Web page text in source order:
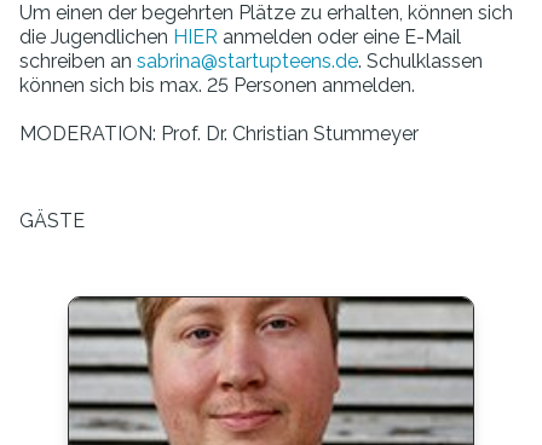
Um einen der begehrten Plätze zu erhalten, können sich
die Jugendlichen HIER anmelden oder eine E-Mail
schreiben an sabrina@startupteens.de. Schulklassen
können sich bis max. 25 Personen anmelden.
MODERATION: Prof. Dr. Christian Stummeyer
GÄSTE